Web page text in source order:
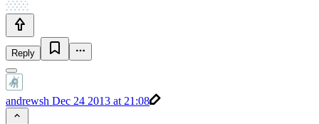
Reply
andrewsh Dec 24 2013 at 21:08